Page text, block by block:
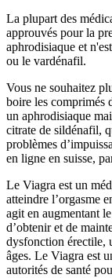
La plupart des
approuvés pour la
aphrodisiaque et
ou le vardénafil.
Vous ne souhaitez
boire les comprimés
un aphrodisiaque
citrate de sildénafil,
problèmes
en ligne en suisse,
Le Viagra est un
atteindre l’orgasme
agit en augmentant
d’obtenir et de
dysfonction érectile,
âges. Le Viagra est
autorités de santé